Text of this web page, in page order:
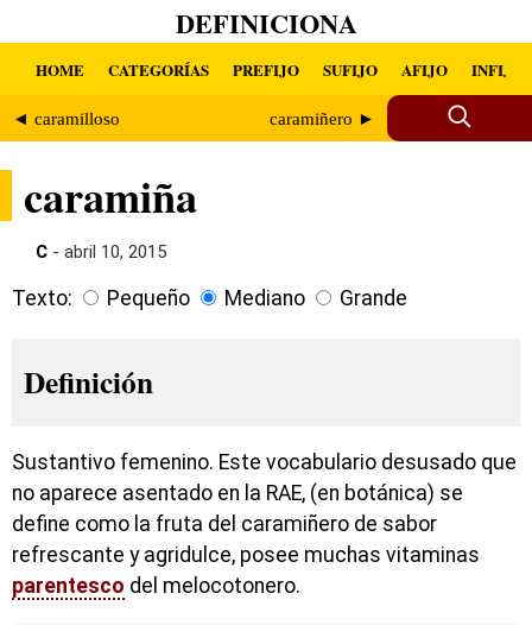
DEFINICIONA
HOME CATEGORÍAS PREFIJO SUFIJO AFIJO INFIJO
◄ caramilloso caramiñero ►
caramiña
C - abril 10, 2015
Texto: Pequeño Mediano Grande
Definición
Sustantivo femenino. Este vocabulario desusado que
no aparece asentado en la RAE, (en botánica) se
define como la fruta del caramiñero de sabor
refrescante y agridulce, posee muchas vitaminas
parentesco del melocotonero.